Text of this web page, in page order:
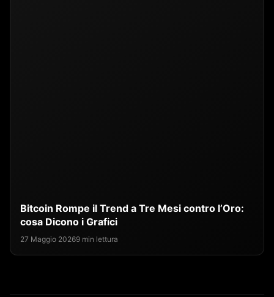
Bitcoin Rompe il Trend a Tre Mesi contro l’Oro:
cosa Dicono i Grafici
27 Maggio 20269 min lettura